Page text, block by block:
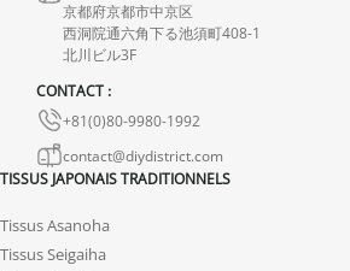
En cas de défaut de notre part, contactez-
avec photos ou vidéo, afin que nous
solution rapide et adaptée.
京都府京都市中京区
西洞院通六角下る池須町408-1
北川ビル3F
CONTACT :
+81(0)80-9980-1992
contact@diydistrict.com
TISSUS JAPONAIS TRADITIONNELS
Tissus Asanoha
Tissus Seigaiha